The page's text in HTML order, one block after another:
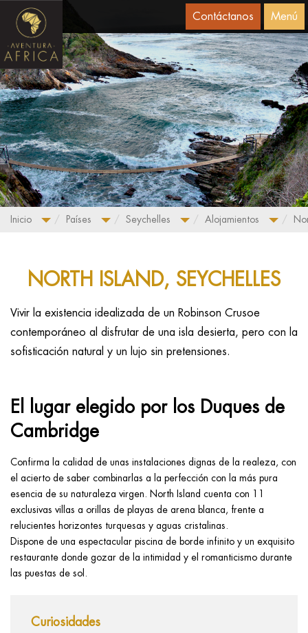
Inicio Países Seychelles Alojamientos
Contáctanos Menú
NORTH ISLAND, SEYCHELLES
Vivir la existencia idealizada de un Robinson Crusoe
contemporáneo al disfrutar de una isla desierta, pero con la
sofisticación natural y un lujo sin pretensiones.
El lugar elegido por los Duques de
Cambridge
Confirma la calidad de unas instalaciones dignas de la realeza, con
el acierto de saber combinarlas a la perfección con la más pura
esencia de su naturaleza virgen. North Island cuenta con 11
exclusivas villas a orillas de playas de arena blanca, frente a
relucientes horizontes turquesas y aguas cristalinas.
Dispone de una espectacular piscina de borde infinito y un exquisito
restaurante donde gozar de la intimidad y el romanticismo durante
las puestas de sol.
Curiosidades